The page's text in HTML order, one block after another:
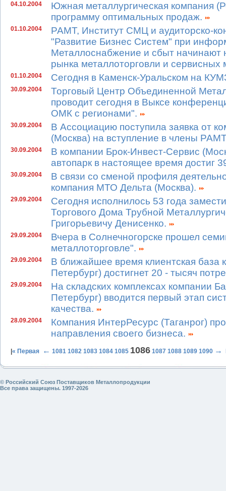
04.10.2004
Южная металлургическая компания
программу оптимальных продаж.
01.10.2004
РАМТ, Институт СМЦ и аудиторско-
"Развитие Бизнес Систем" при
Металлоснабжение и сбыт начинают
рынка металлоторговли и сервисных
01.10.2004 Сегодня в Каменск-Уральском на
30.09.2004
Торговый Центр Объединенной
проводит сегодня в Выксе
ОМК с регионами".
30.09.2004
В Ассоциацию поступила заявка от
(Москва) на вступление в члены
30.09.2004
В компании Брок-Инвест-Сервис
автопарк в настоящее время достиг
30.09.2004
В связи со сменой профиля
компания МТО Дельта (Москва).
29.09.2004
Сегодня исполнилось 53 года
Торгового Дома Трубной
Григорьевичу Денисенко.
29.09.2004
Вчера в Солнечногорске прошел
металлоторговле".
29.09.2004
В ближайшее время клиентская база
Петербург) достигнет 20 - тысяч
29.09.2004
На складских комплексах компании
Петербург) вводится первый этап
качества.
28.09.2004
Компания ИнтерРесурс (Таганрог)
направления своего бизнеса.
« Первая ← 1081 1082 1083 1084 1085 1086 1087 1088 1089 1090 →
© Российский Союз Поставщиков Металлопродукции
Все права защищены. 1997-2026